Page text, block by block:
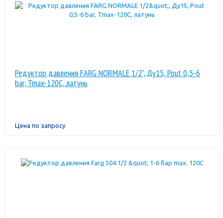
Редуктор давления FARG NORMALE 1/2", Ду15, Pout 0,5-6
bar, Tmax-120C, латунь
Цена по запросу